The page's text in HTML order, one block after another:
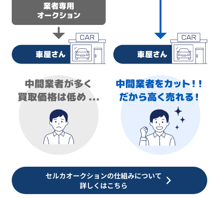
セルカオークションの仕組みについて
詳しくはこちら